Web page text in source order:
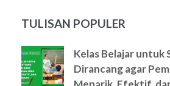
TULISAN POPULER
Kelas Belajar untuk
Dirancang agar